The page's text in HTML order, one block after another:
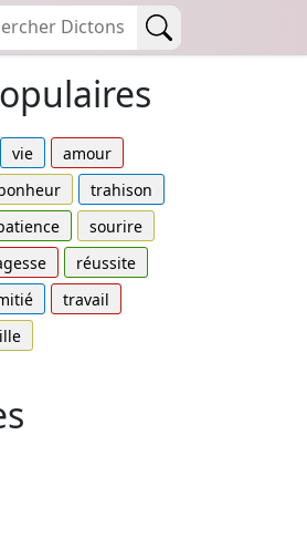
vie
amour
trahison
sourire
réussite
travail